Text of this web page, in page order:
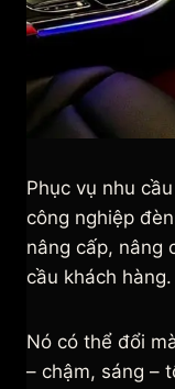
Phục vụ nhu
công nghiệp
nâng cấp, nâng
cầu khách
Nó có thể đổi
– chậm, sáng –